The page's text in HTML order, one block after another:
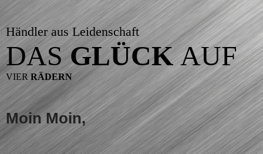
Händler aus Leidenschaft
DAS GLÜCKAUF
VIER RÄDERN
Moin Moin,